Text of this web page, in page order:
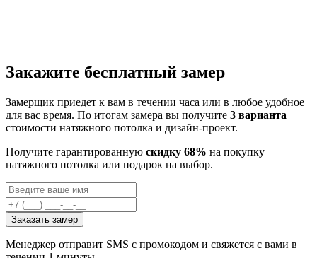
Закажите бесплатный замер
Замерщик приедет к вам в течении часа или в любое удобное
для вас время. По итогам замера вы получите 3 варианта
стоимости натяжного потолка и дизайн-проект.
Получите гарантированную скидку 68% на покупку
натяжного потолка или подарок на выбор.
Заказать замер
Менеджер отправит SMS с промокодом и свяжется с вами в